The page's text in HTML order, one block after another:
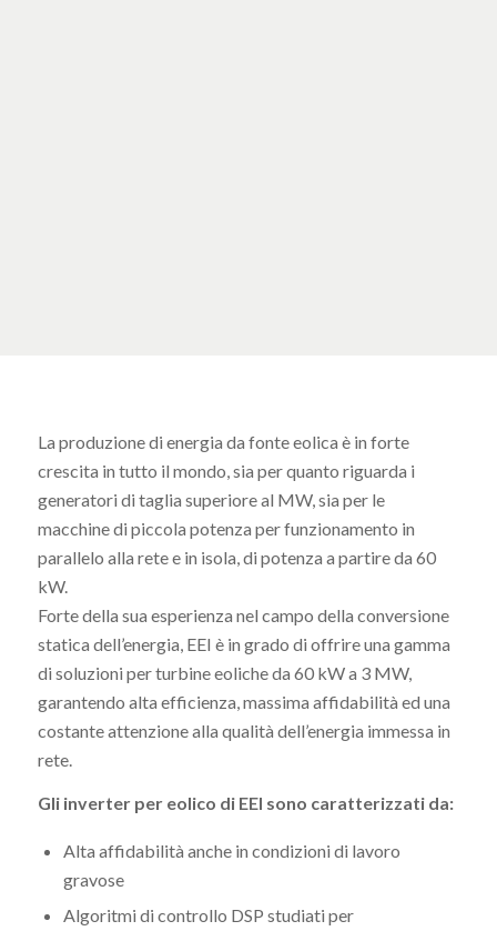
La produzione di energia da fonte eolica è in forte
crescita in tutto il mondo, sia per quanto riguarda i
generatori di taglia superiore al MW, sia per le
macchine di piccola potenza per funzionamento in
parallelo alla rete e in isola, di potenza a partire da 60
kW.
Forte della sua esperienza nel campo della conversione
statica dell’energia, EEI è in grado di offrire una gamma
di soluzioni per turbine eoliche da 60 kW a 3 MW,
garantendo alta efficienza, massima affidabilità ed una
costante attenzione alla qualità dell’energia immessa in
rete.
Gli inverter per eolico di EEI sono caratterizzati da:
Alta affidabilità anche in condizioni di lavoro
gravose
Algoritmi di controllo DSP studiati per